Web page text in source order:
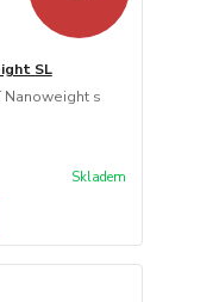
SL
Nanoweight s
Skladem